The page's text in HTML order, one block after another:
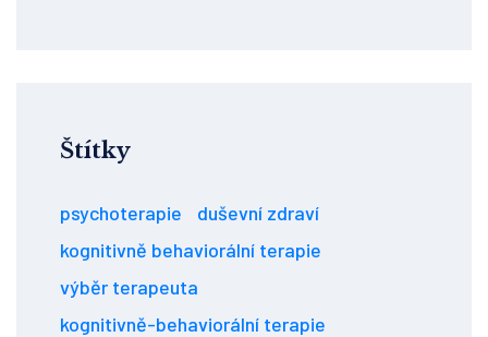
Štítky
psychoterapie
duševní zdraví
kognitivně behaviorální terapie
výběr terapeuta
kognitivně-behaviorální terapie